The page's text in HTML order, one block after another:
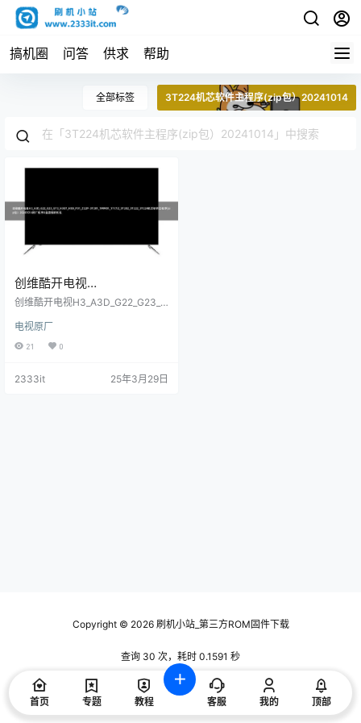
搞机圈 问答 供求 帮助
全部标签 3T224机芯软件主程序(zip包）20241014
创维酷开电视
H3_A3D_G22_G23_GT3_H
3T201_1MM01_1TC12_3T2
02_3T222_3T224机芯软件
厂程序U盘数据刷机包
创维酷开电视H3_A3D_G22_G23_G
_1MM01_1TC12_3T202_3T222_3T
224机芯软件主程序(zip包）20241
电视原厂
21 0
2333it 25年3月29日
Copyright © 2026刷机小站_第三方ROM固件下载
查询 30 次，耗时 0.1591 秒
首页 专题 教程 客服 我的 顶部